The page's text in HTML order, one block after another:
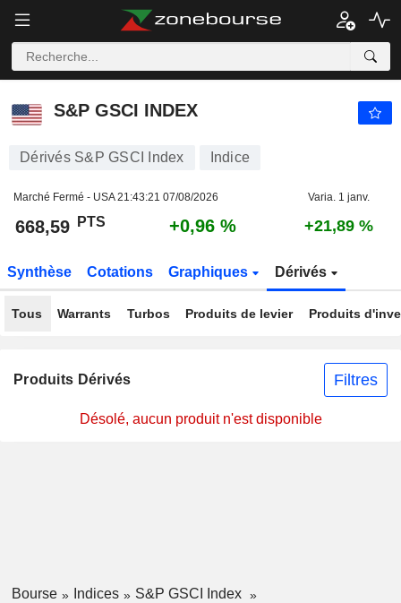
S&P GSCI INDEX
S&P GSCI INDEX
Dérivés S&P GSCI Index Indice
Marché Fermé - USA21:43:21 07/08/2026 Varia. 1 janv.
668,59 PTS +0,96 % +21,89 %
Synthèse Cotations Graphiques Dérivés
Tous Warrants Turbos Produits de levier Produits
Produits Dérivés Filtres
Désolé, aucun produit n'est disponible
Bourse Indices
S&P GSCI Index